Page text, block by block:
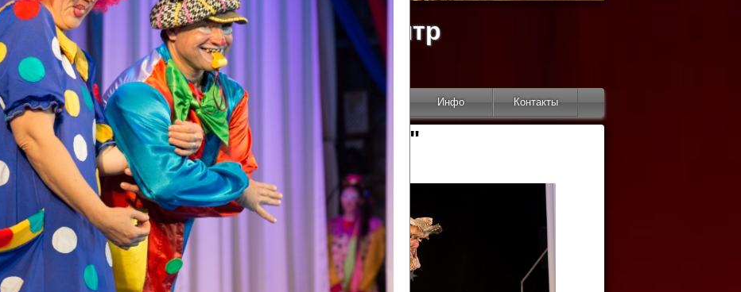
культурный центр
Дворец Республики
Новости Афиша Арт-прожектор Инфо Контакты
ОТЧЕТЫ ГКЦ "ДВОРЕЦ РЕСПУБЛИКИ"
фестиваля
"Созвездие
цирка"